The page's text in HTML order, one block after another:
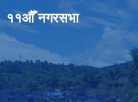
११औँ नगरसभा